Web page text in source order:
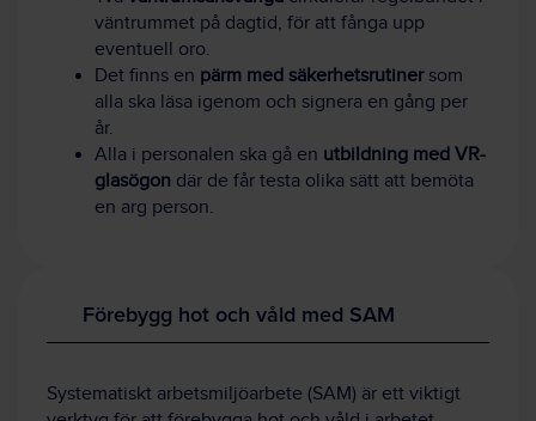
väntrummet på dagtid, för att fånga upp
eventuell oro.
Det finns en pärm med säkerhetsrutinersom
alla ska läsa igenom och signera en gång per
år.
Alla i personalen ska gå en utbildning med VR-
glasögon där de får testa olika sätt att bemöta
en arg person.
Förebygg hot och våld med SAM
Systematiskt arbetsmiljöarbete (SAM) är ett viktigt